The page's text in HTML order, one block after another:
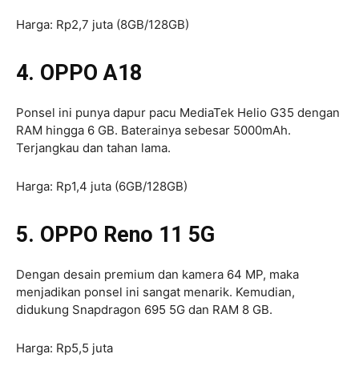
Harga: Rp2,7 juta (8GB/128GB)
4. OPPO A18
Ponsel ini punya dapur pacu MediaTek Helio G35 dengan
RAM hingga 6 GB. Baterainya sebesar 5000mAh.
Terjangkau dan tahan lama.
Harga: Rp1,4 juta (6GB/128GB)
5. OPPO Reno 11 5G
Dengan desain premium dan kamera 64 MP, maka
menjadikan ponsel ini sangat menarik. Kemudian,
didukung Snapdragon 695 5G dan RAM 8 GB.
Harga: Rp5,5 juta